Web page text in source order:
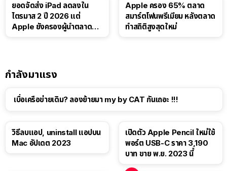
ยอดจัดส่ง iPad ลดลงใน
ไตรมาส 2 ปี 2026 แต่
Apple ยังครองผู้นำตลาด
Apple ครอง 65% ตลาด
สมาร์ตโฟนพรีเมียม หลังตลาด
ทำสถิติสูงสุดใหม่
กำลังมาแรง
เบื่อเครือข่ายเดิม? ลองย้ายมา my by CAT กันเถอะ !!!
วิธีลบแอป, uninstall แอปบน
Mac อัปเดต 2023
เปิดตัว Apple Pencil ใหม่ใช้
พอร์ต USB-C ราคา 3,190
บาท ขาย พ.ย. 2023 นี้